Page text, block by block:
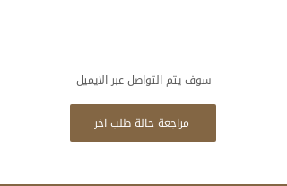
سوف يتم التواصل عبر الايميل
مراجعة حالة طلب اخر